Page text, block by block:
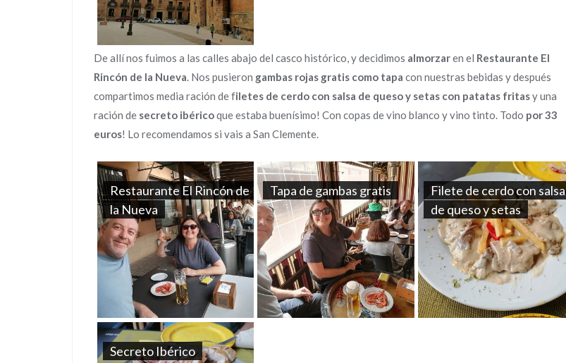
De allí nos fuimos a las calles abajo del casco histórico, y decidimos almorzaren el Restaurante El
Rincón de la Nueva. Nos pusieron gambas rojas gratis como tapa con nuestras bebidas y después
compartimos media ración de filetes de cerdo con salsa de queso y setas con patatas fritasy una
ración de secreto ibéricoque estaba buenísimo! Con copas de vino blanco y vino tinto. Todo por 33
euros! Lo recomendamos si vais a San Clemente.
Restaurante El Rincón de
la Nueva
Tapa de gambas gratis
Filete de cerdo con salsa
de queso y setas
Secreto Ibérico